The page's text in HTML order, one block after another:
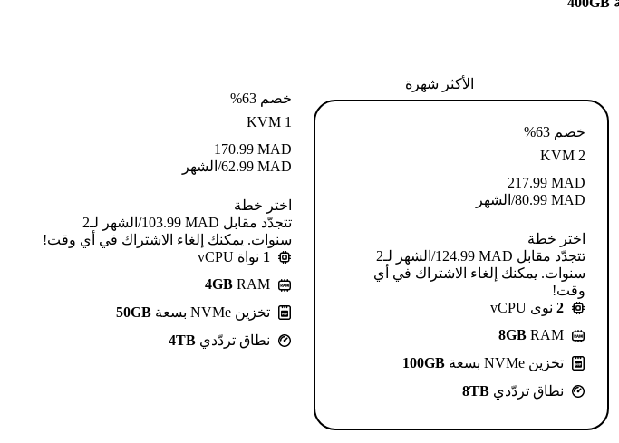
خصم 63%
KVM 1
MAD
170.99
MAD
62.99/الشهر
اختر خطة
تتجدّد مقابل MAD ⁦103.99⁩/الشهر لـ2
سنوات. يمكنك إلغاء الاشتراك في أي وقت!
1 نواة vCPU
4GB RAM
تخزين NVMe بسعة
50GB
نطاق تردّدي 4TB
الأكثر شهرة
خصم 63%
KVM 2
MAD
217.99
MAD
80.99/الشهر
اختر خطة
تتجدّد مقابل MAD ⁦124.99⁩/الشهر لـ2
سنوات. يمكنك إلغاء الاشتراك في أي
وقت!
2 نوى vCPU
8GB RAM
تخزين NVMe بسعة
100GB
نطاق تردّدي 8TB